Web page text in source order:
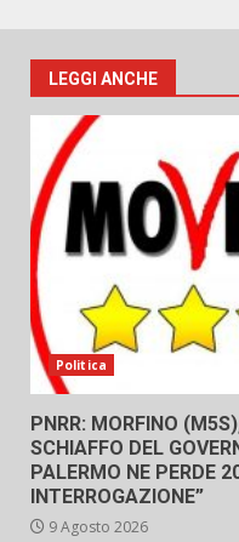
LEGGI ANCHE
Politica
PNRR: MORFINO
SCHIAFFO DEL
PALERMO NE PERDE
INTERROGAZIONE”
9 Agosto 2026